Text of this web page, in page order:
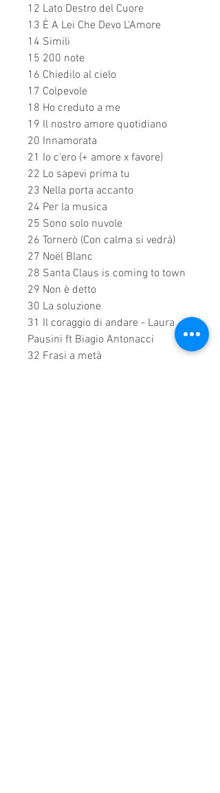
12 Lato Destro del Cuore
13 È A Lei Che Devo L'Amore
14 Simili
15 200 note
16 Chiedilo al cielo
17 Colpevole
18 Ho creduto a me
19 Il nostro amore quotidiano
20 Innamorata
21 Io c'ero (+ amore x favore)
22 Lo sapevi prima tu
23 Nella porta accanto
24 Per la musica
25 Sono solo nuvole
26 Tornerò (Con calma si vedrà)
27 Noël Blanc
28 Santa Claus is coming to town
29 Non è detto
30 La soluzione
31 Il coraggio di andare - Laura
Pausini ft Biagio Antonacci
32 Frasi a metà